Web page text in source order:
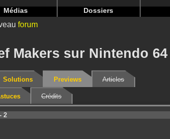
Médias Dossiers
forum
Makers sur Nintendo 64
Solutions Previews Articles
Crédits
2